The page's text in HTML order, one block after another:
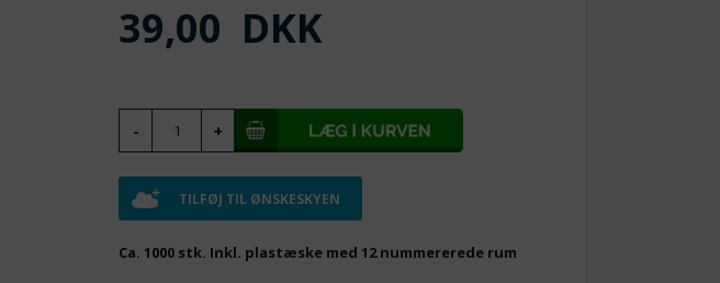
39,00 DKK
TILFØJ TIL ØNSKESKYEN
Ca. 1000 stk. Inkl. plastæske med 12 nummererede rum